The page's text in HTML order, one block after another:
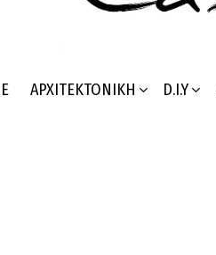
ΑΡΧΙΤΕΚΤΟΝΙΚΉ D.I.Y